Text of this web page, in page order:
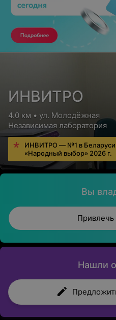
ИНВИТРО
4.0 км • ул. Молодёжная
Независимая лаборатория
ИНВИТРО — №1 в Беларуси
«Народный выбор» 2026 г.
Вы
Привлечь
Нашли